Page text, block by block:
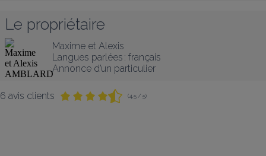
Le propriétaire
Maxime et Alexis
Langues parlées : français
Annonce d’un particulier
6 avis clients (4,5 / 5)